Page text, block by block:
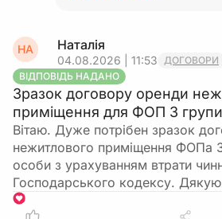
НА Наталія
04.08.2026 | 11:53 ДОГОВОРИ
ВІДПОВІДЬ НАДАНО
Зразок договору оренди
приміщення для ФОП 3 групи
Вітаю. Дуже потрібен зразок
нежитлового приміщення ФОПа
особи з урахуванням втрати
Господарського кодексу.
1